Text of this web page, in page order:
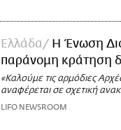
Ελλάδα
Η Ένωση
παράνομη κράτηση
«Καλούμε τις αρμόδιες
αναφέρεται σε σχετική
LIFO NEWSROOM